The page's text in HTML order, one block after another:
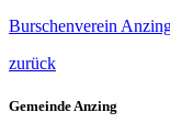
Burschenverein
zurück
Gemeinde Anzing